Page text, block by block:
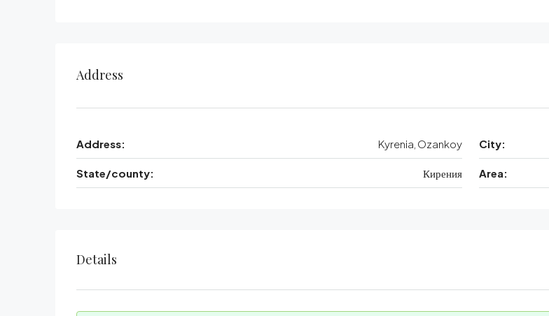
Address
Address: Kyrenia, Ozankoy City:
State/county: Кирения Area:
Details